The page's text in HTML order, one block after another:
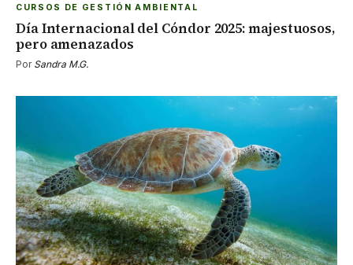
CURSOS DE GESTIÓN AMBIENTAL
Día Internacional del Cóndor 2025: majestuosos,
pero amenazados
Por Sandra M.G.